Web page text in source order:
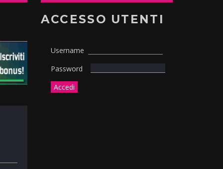
ACCESSO UTENTI
Username
Password